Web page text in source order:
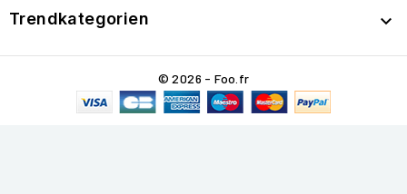
Trendkategorien 
© 2026 - Foo.fr